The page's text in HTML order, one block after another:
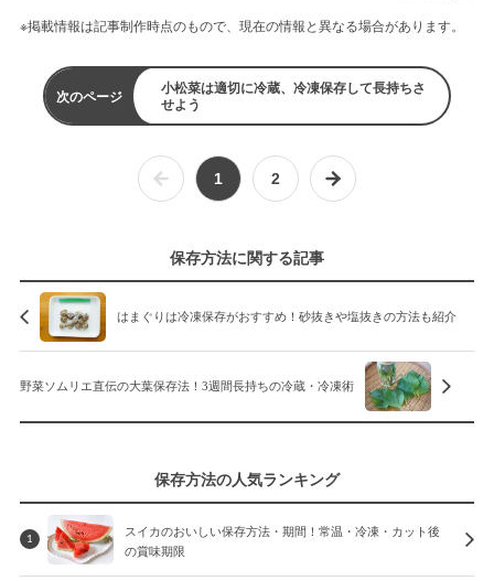
※掲載情報は記事制作時点のもので、現在の情報と異なる場合があります。
次のページ
小松菜は適切に冷蔵、冷凍保存して長持ちさ
せよう
1 2
保存方法に関する記事
はまぐりは冷凍保存がおすすめ！砂抜きや塩抜きの方法も紹介
野菜ソムリエ直伝の大葉保存法！3週間長持ちの冷蔵・冷凍術
保存方法の人気ランキング
1
スイカのおいしい保存方法・期間！常温・冷凍・カット後
の賞味期限